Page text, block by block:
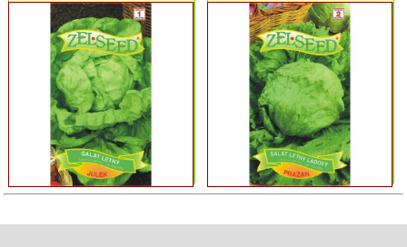
Petržlen,
Paštrnák
Uhorky,
Cukety,
Tekvice,
Melóny
Cvikľa
Špenát
Bylinky